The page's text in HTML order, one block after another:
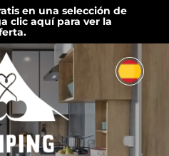
en una selección de
clic aquí para ver la